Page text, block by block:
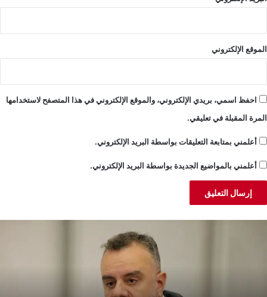
الموقع الإلكتروني
احفظ اسمي، بريدي الإلكتروني، والموقع الإلكتروني في هذا المتصفح لاستخدامها
المرة المقبلة في تعليقي.
أعلمني بمتابعة التعليقات بواسطة البريد الإلكتروني.
أعلمني بالمواضيع الجديدة بواسطة البريد الإلكتروني.